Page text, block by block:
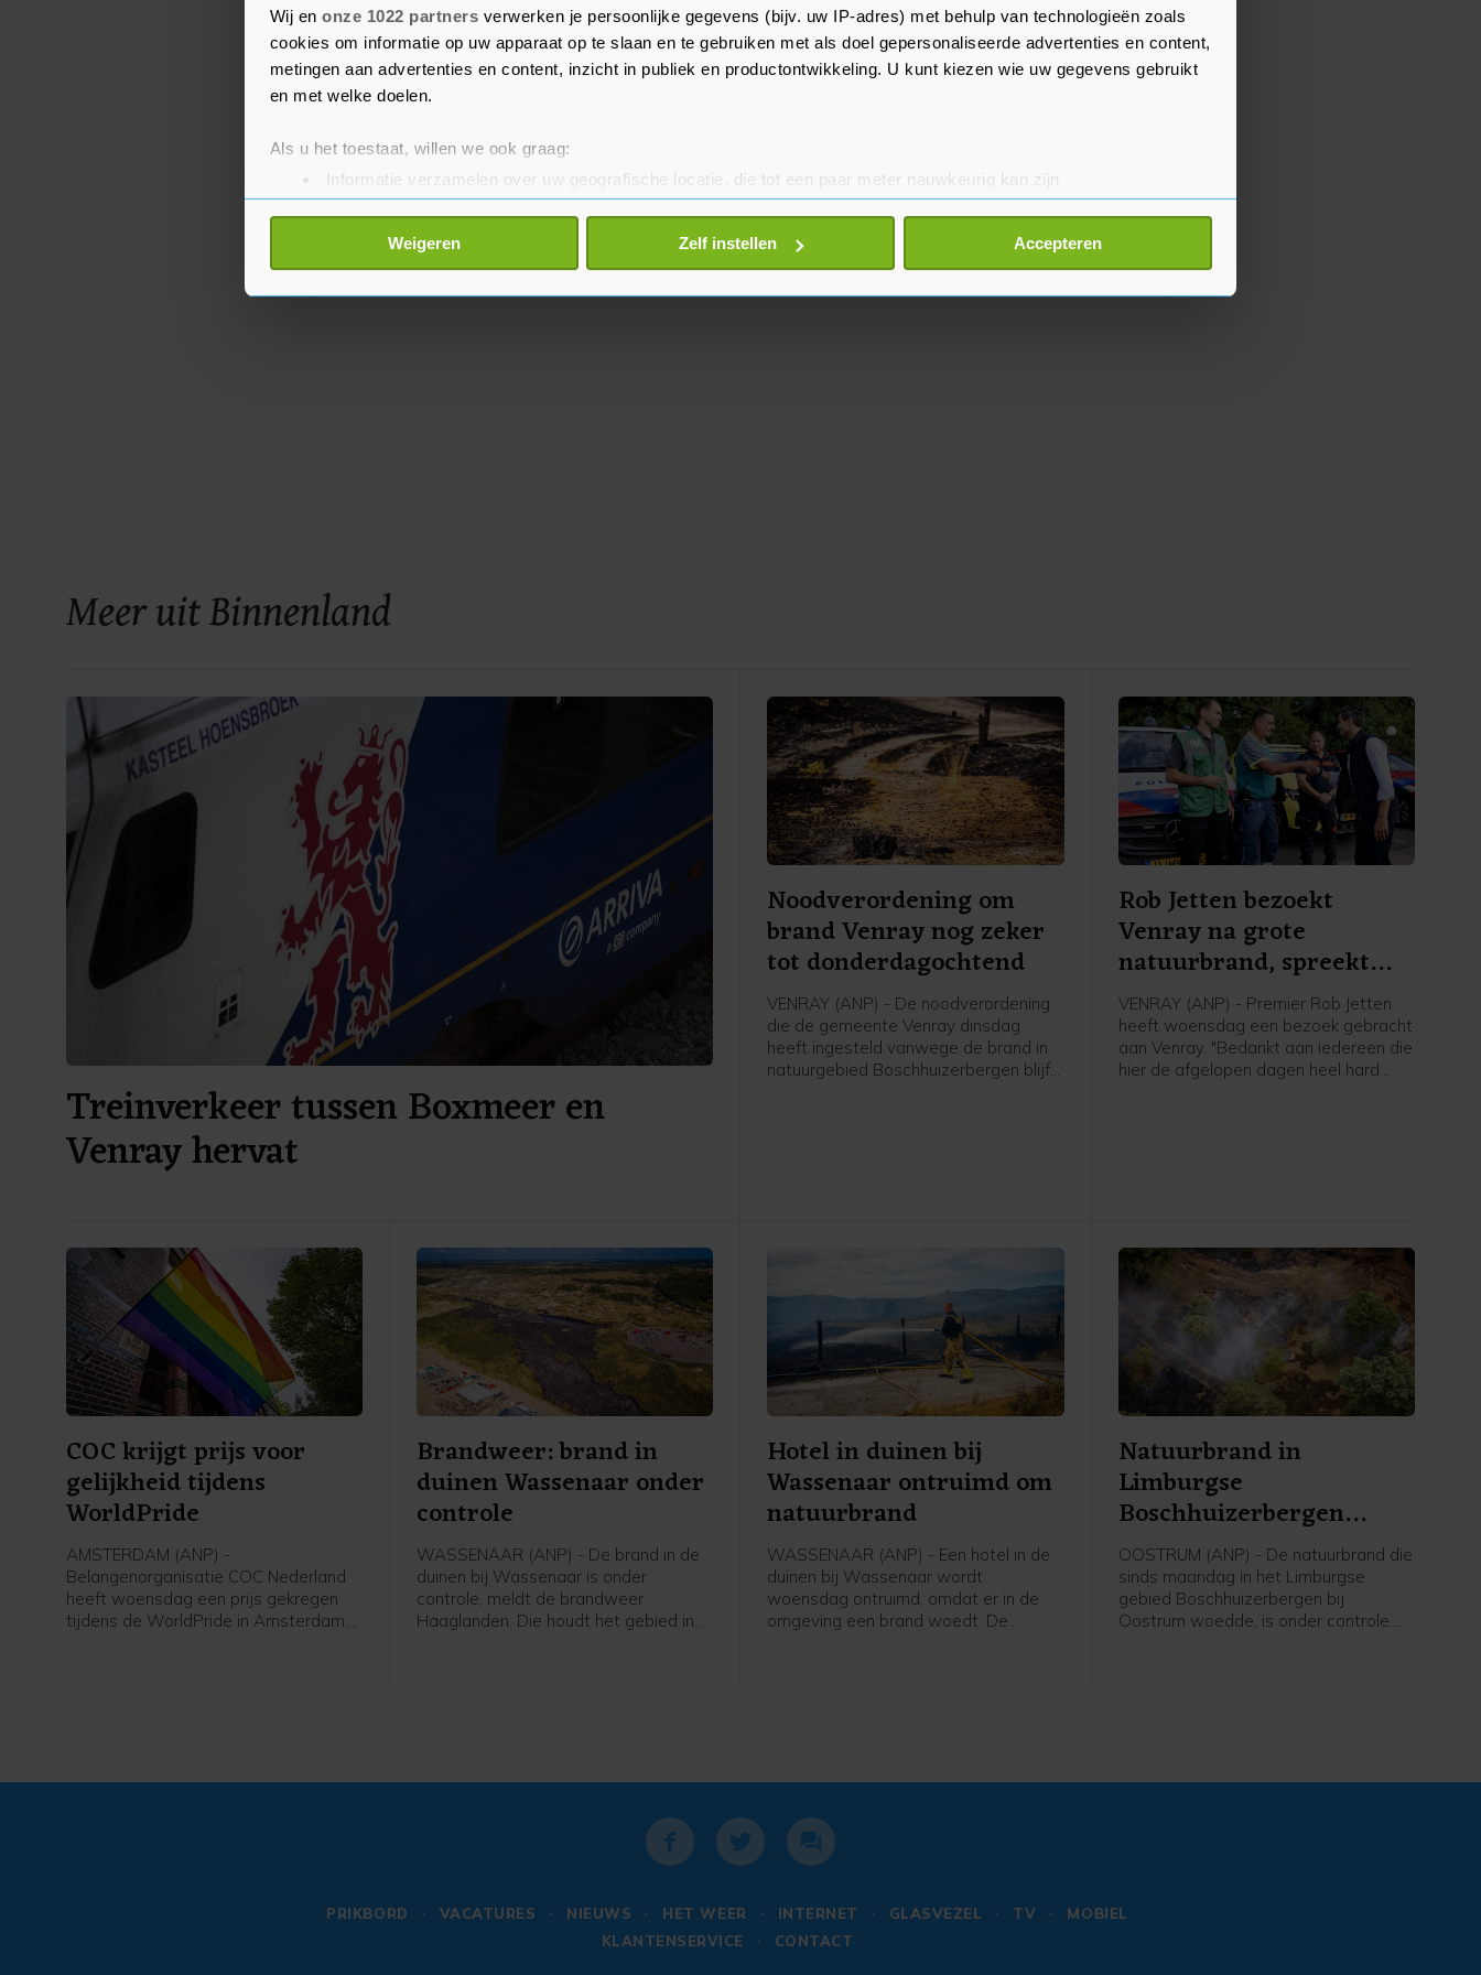
Wij en onze 1022 partners verwerken je persoonlijke gegevens (bijv. uw IP-adres) met behulp van technologieën zoals
cookies om informatie op uw apparaat op te slaan en te gebruiken met als doel gepersonaliseerde advertenties en content,
metingen aan advertenties en content, inzicht in publiek en productontwikkeling. U kunt kiezen wie uw gegevens gebruikt
en met welke doelen.
Als u het toestaat, willen we ook graag:
Informatie verzamelen over uw geografische locatie, die tot een paar meter nauwkeurig kan zijn
Uw apparaat identificeren door het actief te scannen op specifieke eigenschappen (fingerprinting)
Lees meer over hoe uw persoonlijke gegevens worden verwerkt en stel uw voorkeuren in het
detailgedeelte
toestemming op elk moment wijzigen of intrekken in de Cookieverklaring.
Weigeren Zelf instellen Accepteren
actiegroepen vinden dat de burgemeester de politie moet
"terugfluiten".
Meer uit Binnenland
Treinverkeer tussen Boxmeer en
Venray hervat
Noodverordening om
brand Venray nog zeker
tot donderdagochtend
VENRAY (ANP) - De noodverordening
die de gemeente Venray dinsdag
heeft ingesteld vanwege de brand in
natuurgebied Boschhuizerbergen blijft
Rob Jetten bezoekt
Venray na grote
natuurbrand, spreekt
dank uit
VENRAY (ANP) - Premier Rob Jetten
heeft woensdag een bezoek gebracht
aan Venray. "Bedankt aan iedereen die
hier de afgelopen dagen heel hard
COC krijgt prijs voor
gelijkheid tijdens
WorldPride
AMSTERDAM (ANP) -
Belangenorganisatie COC Nederland
heeft woensdag een prijs gekregen
tijdens de WorldPride in Amsterdam,
Brandweer: brand in
duinen Wassenaar onder
controle
WASSENAAR (ANP) - De brand in de
duinen bij Wassenaar is onder
controle, meldt de brandweer
Haaglanden. Die houdt het gebied in
Hotel in duinen bij
Wassenaar ontruimd om
natuurbrand
WASSENAAR (ANP) - Een hotel in de
duinen bij Wassenaar wordt
woensdag ontruimd, omdat er in de
omgeving een brand woedt. De
Natuurbrand in
Limburgse
Boschhuizerbergen
onder controle
OOSTRUM (ANP) - De natuurbrand die
sinds maandag in het Limburgse
gebied Boschhuizerbergen bij
Oostrum woedde, is onder controle.
PRIKBORD VACATURES NIEUWS HET WEER INTERNET GLASVEZEL TV
MOBIEL
KLANTENSERVICE
CONTACT